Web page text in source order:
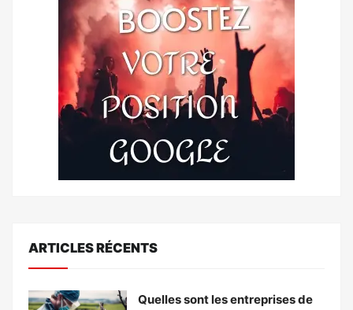
ARTICLES RÉCENTS
Quelles sont les entreprises de